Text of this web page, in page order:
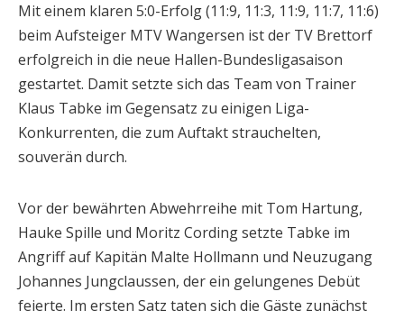
Mit einem klaren 5:0-Erfolg (11:9, 11:3, 11:9, 11:7, 11:6)
beim Aufsteiger MTV Wangersen ist der TV Brettorf
erfolgreich in die neue Hallen-Bundesligasaison
gestartet. Damit setzte sich das Team von Trainer
Klaus Tabke im Gegensatz zu einigen Liga-
Konkurrenten, die zum Auftakt strauchelten,
souverän durch.
Vor der bewährten Abwehrreihe mit Tom Hartung,
Hauke Spille und Moritz Cording setzte Tabke im
Angriff auf Kapitän Malte Hollmann und Neuzugang
Johannes Jungclaussen, der ein gelungenes Debüt
feierte. Im ersten Satz taten sich die Gäste zunächst